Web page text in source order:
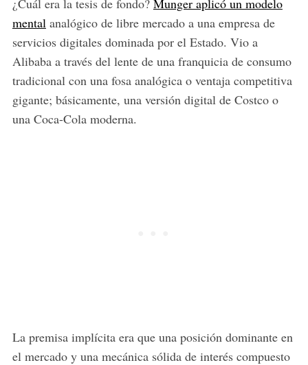
mental analógico de libre mercado a una empresa de
servicios digitales dominada por el Estado. Vio a
Alibaba a través del lente de una franquicia de consumo
tradicional con una fosa analógica o ventaja competitiva
gigante; básicamente, una versión digital de Costco o
una Coca-Cola moderna.
La premisa implícita era que una posición dominante en
el mercado y una mecánica sólida de interés compuesto